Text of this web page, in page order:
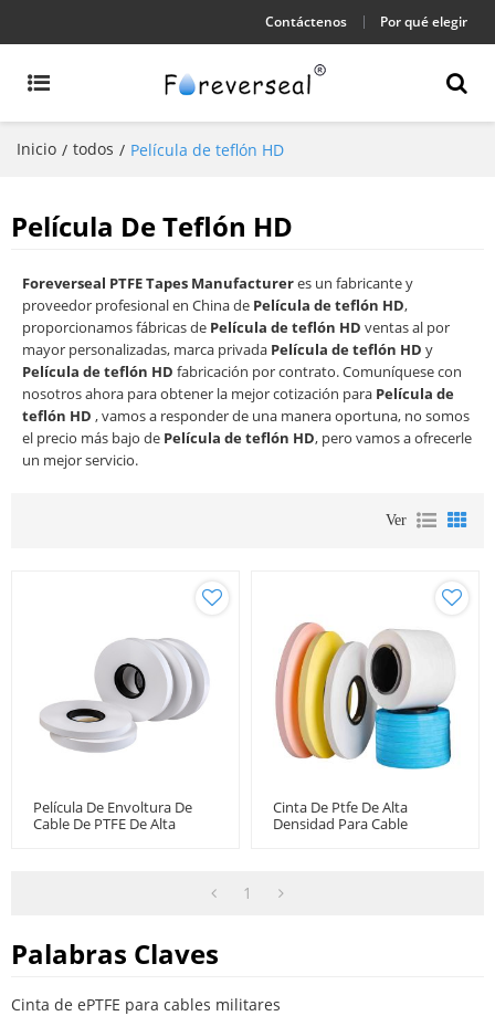
Contáctenos Por qué elegir
Inicio / todos / Película de teflón HD
Película De Teflón HD
Foreverseal PTFE Tapes Manufactureres un fabricante y
proveedor profesional en China de Película de teflón HD,
proporcionamos fábricas de Película de teflón HD ventas al por
mayor personalizadas, marca privada Película de teflón HD y
Película de teflón HD fabricación por contrato. Comuníquese con
nosotros ahora para obtener la mejor cotización para Película de
teflón HD , vamos a responder de una manera oportuna, no somos
el precio más bajo de Película de teflón HD, pero vamos a ofrecerle
un mejor servicio.
Ver
Película De Envoltura De
Cable De PTFE De Alta
Cinta De Ptfe De Alta
Densidad Para Cable
1
Palabras Claves
Cinta de ePTFE para cables militares